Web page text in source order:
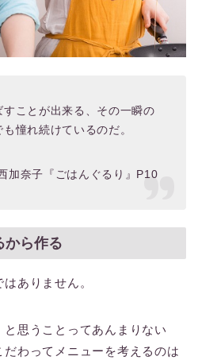
すことが出来る、その一瞬の
憧れ続けているのだ。
加奈子『ごはんぐるり』P10
から作る
ありません。
思うことってあんまりない
わってメニューを考えるのは